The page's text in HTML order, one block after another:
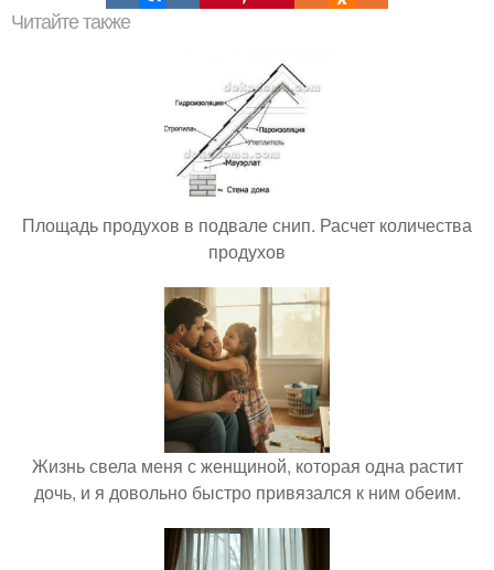
Читайте также
Площадь продухов в подвале снип. Расчет количества
продухов
Жизнь свела меня с женщиной, которая одна растит
дочь, и я довольно быстро привязался к ним обеим.